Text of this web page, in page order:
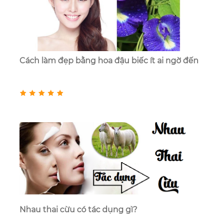
Cách làm đẹp bằng hoa đậu biếc ít ai ngờ đến
Nhau thai cừu có tác dụng gì?